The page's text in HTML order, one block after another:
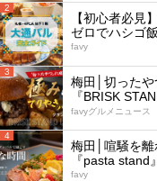
2
【初心者必見
ゼロでハシゴ
favy
3
梅田│切った
『BRISK
favyグルメニュース
4
梅田│喧騒を
『pasta
favy